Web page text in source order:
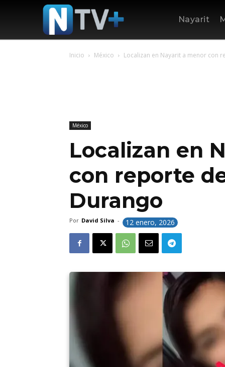
Nayarit
Inicio México Localizan en Nayarit a menor con
México
Localizan en
con reporte
Durango
Por David Silva - 12 enero, 2026